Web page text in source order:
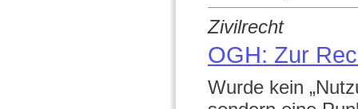
Zivilrecht
OGH: Zur
Wurde kein